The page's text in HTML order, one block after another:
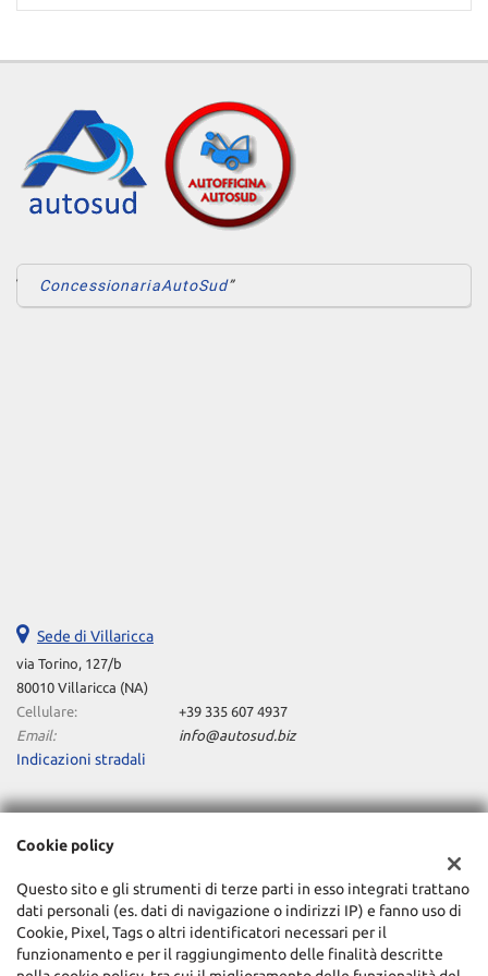
Passeggero • Airbag testa • Autoradio • Bluetooth • Bracciolo •
Climatizzatore automatico, 2 zone • Controllo automatico clima •
Controllo trazione • Cruise Control • ESP • Fendinebbia •
Immobilizzatore elettronico • Leve al volante • Luci diurne • Luci
diurne LED • MP3 • Pacchetto sportivo • Sensore di pioggia •
Sensori di parcheggio posteriori • Servosterzo • Navigatore
satellitare • Specchietti laterali elettrici • Start/Stop Automatico •
Telecamera per parcheggio assistito • USB • Vetri oscurati •
ConcessionariaAutoSud
Sede di Villaricca
via Torino, 127/b
80010 Villaricca (NA)
Cellulare:
+39 335 607 4937
Email:
info@autosud.biz
Indicazioni stradali
Dati fiscali:
Via Torino, 127/B - Villaricca (NA)
C.F/P.IVA:09506951210
Registro delle imprese:NA
Cookie policy
Questo sito e gli strumenti di terze parti in esso integrati trattano
dati personali (es. dati di navigazione o indirizzi IP) e fanno uso di
Cookie, Pixel, Tags o altri identificatori necessari per il
funzionamento e per il raggiungimento delle finalità descritte